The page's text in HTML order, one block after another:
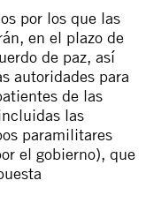
por los que las
en el plazo de
de paz, así
autoridades para
de las
las
paramilitares
el gobierno), que